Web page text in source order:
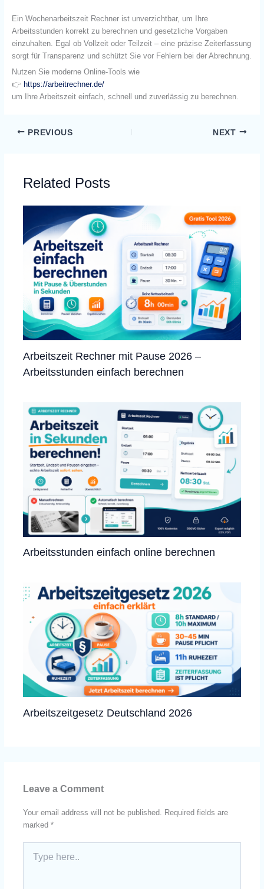
Ein Wochenarbeitszeit Rechner ist unverzichtbar, um Ihre
Arbeitsstunden korrekt zu berechnen und gesetzliche Vorgaben
einzuhalten. Egal ob Vollzeit oder Teilzeit – eine präzise Zeiterfassung
sorgt für Transparenz und schützt Sie vor Fehlern bei der Abrechnung.
Nutzen Sie moderne Online-Tools wie
👉 https://arbeitrechner.de/
um Ihre Arbeitszeit einfach, schnell und zuverlässig zu berechnen.
PREVIOUS NEXT
Related Posts
Arbeitszeit Rechner mit Pause 2026 –
Arbeitsstunden einfach berechnen
Arbeitsstunden einfach online berechnen
Arbeitszeitgesetz Deutschland 2026
Leave a Comment
Your email address will not be published. Required fields are
marked *
here..